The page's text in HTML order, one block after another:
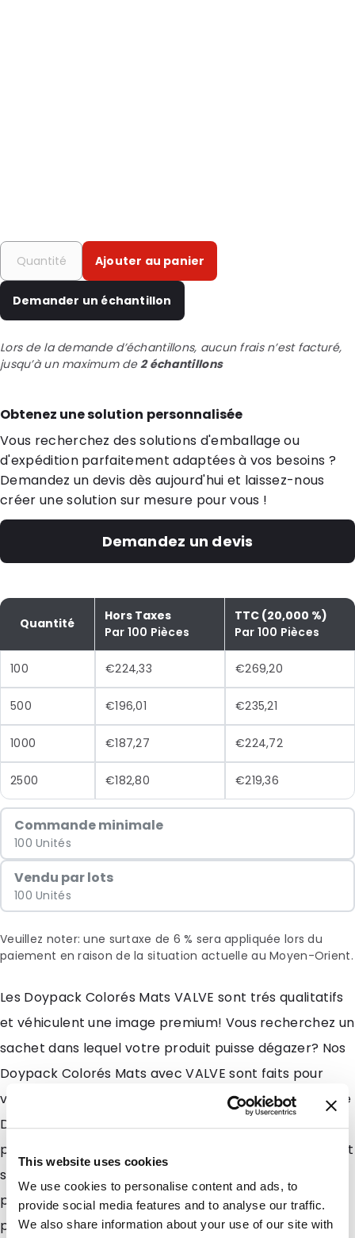
This website uses cookies
We use cookies to personalise content and ads, to
provide social media features and to analyse our traffic.
We also share information about your use of our site with
Ajouter au panier
Demander un échantillon
Lors de la demande d’échantillons, aucun frais n’est facturé,
jusqu’à un maximum de2 échantillons
Obtenez une solution personnalisée
Vous recherchez des solutions d'emballage ou
d'expédition parfaitement adaptées à vos besoins ?
Demandez un devis dès aujourd'hui et laissez-nous
créer une solution sur mesure pour vous !
Demandez un devis
Quantité
Hors Taxes
Par 100 Pièces
TTC (20,000 %)
Par 100 Pièces
100 €224,33 €269,20
500 €196,01 €235,21
1000 €187,27 €224,72
2500 €182,80 €219,36
Commande minimale
100 Unités
Vendu par lots
100 Unités
Veuillez noter: une surtaxe de 6 % sera appliquée lors du
paiement en raison de la situation actuelle au Moyen-Orient.
Les Doypack Colorés Mats VALVE sont trés qualitatifs
et véhiculent une image premium! Vous recherchez un
sachet dans lequel votre produit puisse dégazer? Nos
Doypack Colorés Mats avec VALVE sont faits pour
vous. En effet, nous avons soudé dans cette version de
Doypack une valve unidirectionnelle. Ainsi, votre café,
pourra dégazer en toute simplicité tout en conservant
ses saveurs ! Leur revêtement extérieur en peau de
pêche est trés agréable au toucher. Nous vous les
proposons dans 3 formats et 4 coloris mats: Doré,